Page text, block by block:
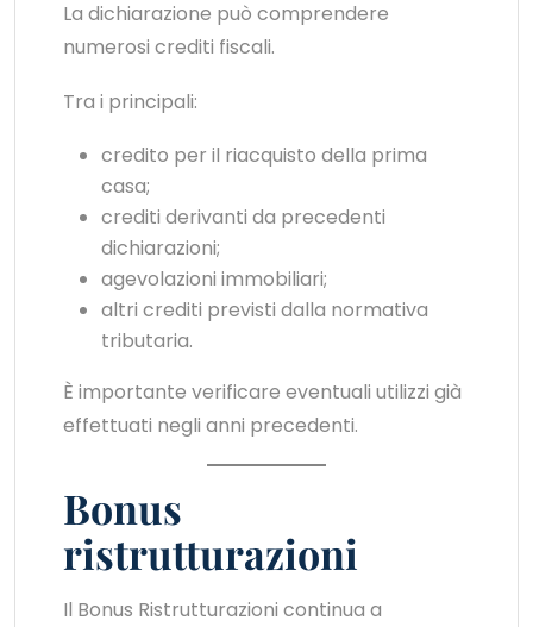
La dichiarazione può comprendere
numerosi crediti fiscali.
Tra i principali:
credito per il riacquisto della prima
casa;
crediti derivanti da precedenti
dichiarazioni;
agevolazioni immobiliari;
altri crediti previsti dalla normativa
tributaria.
È importante verificare eventuali utilizzi già
effettuati negli anni precedenti.
Bonus
ristrutturazioni
Il Bonus Ristrutturazioni continua a